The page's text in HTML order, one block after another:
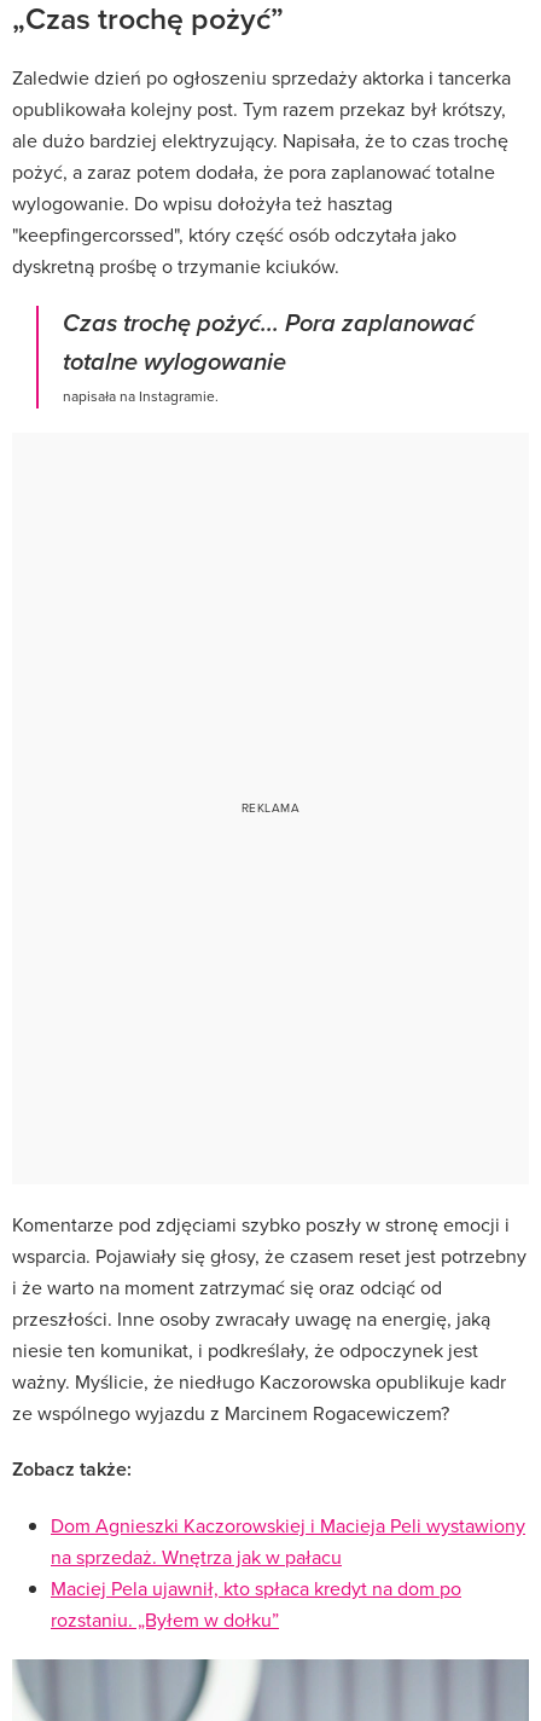
„Czas trochę pożyć”
Zaledwie dzień po ogłoszeniu sprzedaży aktorka i tancerka
opublikowała kolejny post. Tym razem przekaz był krótszy,
ale dużo bardziej elektryzujący. Napisała, że to czas trochę
pożyć, a zaraz potem dodała, że pora zaplanować totalne
wylogowanie. Do wpisu dołożyła też hasztag
"keepfingercorssed", który część osób odczytała jako
dyskretną prośbę o trzymanie kciuków.
Czas trochę pożyć... Pora zaplanować
totalne wylogowanie
napisała na Instagramie.
Komentarze pod zdjęciami szybko poszły w stronę emocji i
wsparcia. Pojawiały się głosy, że czasem reset jest potrzebny
i że warto na moment zatrzymać się oraz odciąć od
przeszłości. Inne osoby zwracały uwagę na energię, jaką
niesie ten komunikat, i podkreślały, że odpoczynek jest
ważny. Myślicie, że niedługo Kaczorowska opublikuje kadr
ze wspólnego wyjazdu z Marcinem Rogacewiczem?
Zobacz także:
Dom Agnieszki Kaczorowskiej i Macieja Peli wystawiony
na sprzedaż. Wnętrza jak w pałacu
Maciej Pela ujawnił, kto spłaca kredyt na dom po
rozstaniu. „Byłem w dołku”